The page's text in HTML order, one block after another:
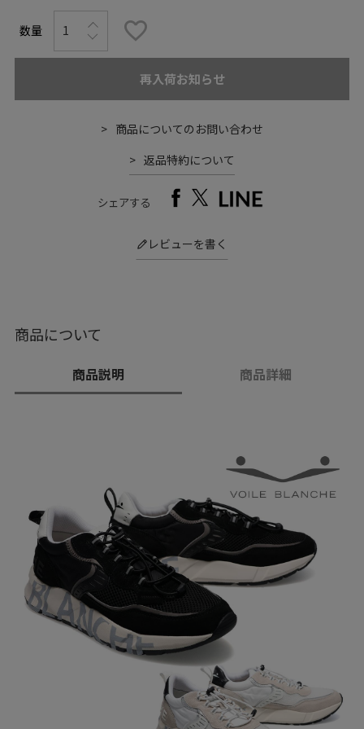
再入荷お知らせ
商品についてのお問い合わせ
返品特約について
シェアする
レビューを書く
商品について
商品説明 商品詳細